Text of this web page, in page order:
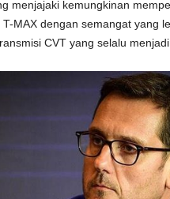
menjajaki kemungkinan
MAX dengan semangat yang
CVT yang selalu menjadi